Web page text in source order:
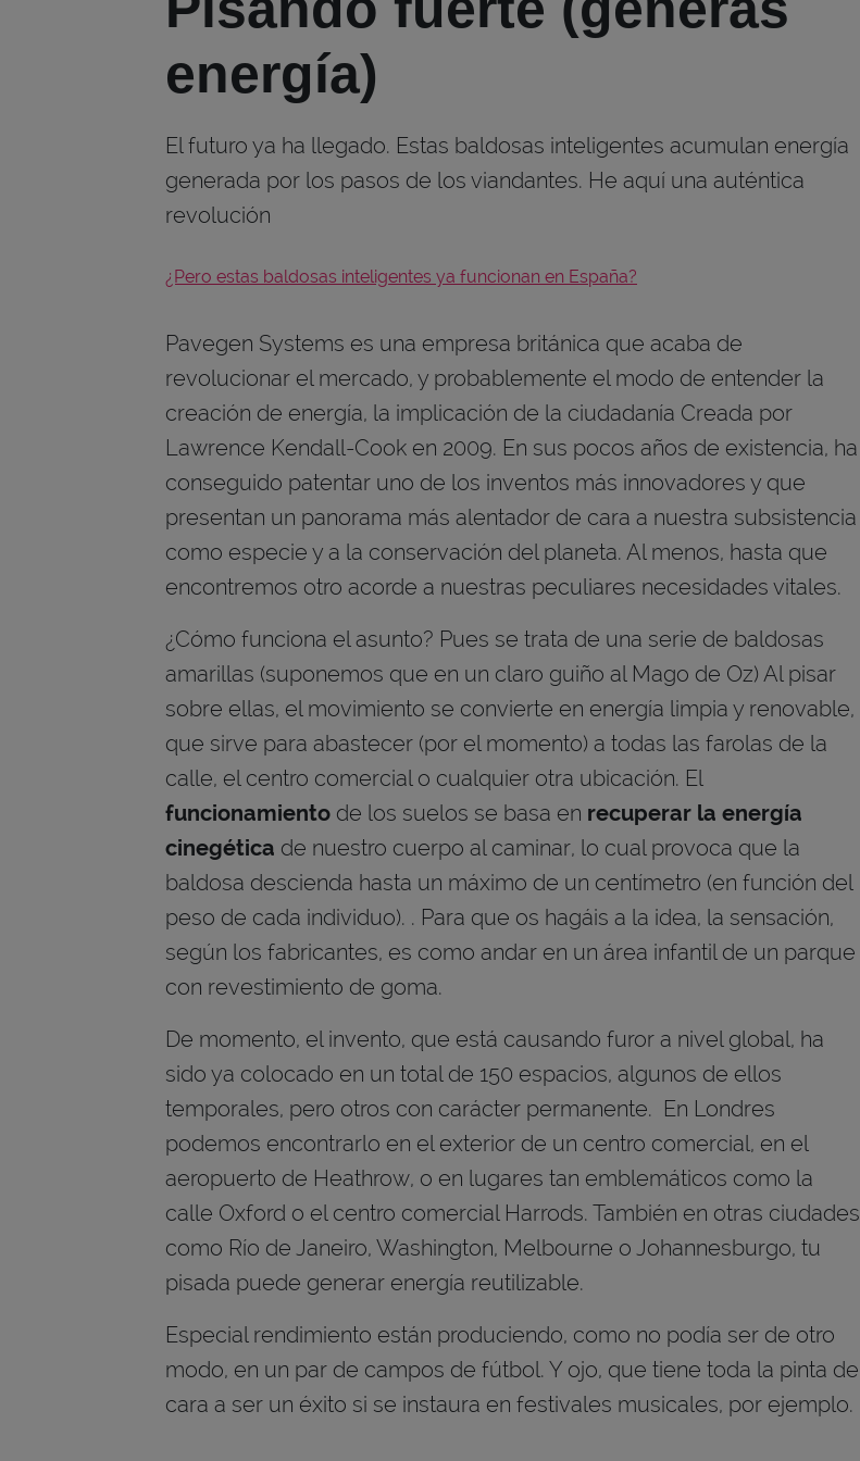
energía)
El futuro ya ha llegado. Estas baldosas inteligentes acumulan energía
generada por los pasos de los viandantes. He aquí una auténtica
revolución
¿Pero estas baldosas inteligentes ya funcionan en España?
Pavegen Systems es una empresa británica que acaba de
revolucionar el mercado, y probablemente el modo de entender la
creación de energía, la implicación de la ciudadanía Creada por
Lawrence Kendall-Cook en 2009. En sus pocos años de existencia, ha
conseguido patentar uno de los inventos más innovadores y que
presentan un panorama más alentador de cara a nuestra subsistencia
como especie y a la conservación del planeta. Al menos, hasta que
encontremos otro acorde a nuestras peculiares necesidades vitales.
¿Cómo funciona el asunto? Pues se trata de una serie de baldosas
amarillas (suponemos que en un claro guiño al Mago de Oz) Al pisar
sobre ellas, el movimiento se convierte en energía limpia y renovable,
que sirve para abastecer (por el momento) a todas las farolas de la
calle, el centro comercial o cualquier otra ubicación. El
funcionamiento de los suelos se basa en recuperar la energía
cinegética de nuestro cuerpo al caminar, lo cual provoca que la
baldosa descienda hasta un máximo de un centímetro (en función del
peso de cada individuo). . Para que os hagáis a la idea, la sensación,
según los fabricantes, es como andar en un área infantil de un parque
con revestimiento de goma.
De momento, el invento, que está causando furor a nivel global, ha
sido ya colocado en un total de 150 espacios, algunos de ellos
temporales, pero otros con carácter permanente. En Londres
podemos encontrarlo en el exterior de un centro comercial, en el
aeropuerto de Heathrow, o en lugares tan emblemáticos como la
calle Oxford o el centro comercial Harrods. También en otras ciudades
como Río de Janeiro, Washington, Melbourne o Johannesburgo, tu
pisada puede generar energía reutilizable.
Especial rendimiento están produciendo, como no podía ser de otro
modo, en un par de campos de fútbol. Y ojo, que tiene toda la pinta de
cara a ser un éxito si se instaura en festivales musicales, por ejemplo.